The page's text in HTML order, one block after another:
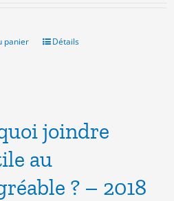
panier Détails
joindre
au
? – 2018